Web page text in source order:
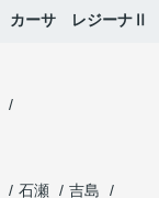
カーサ レジーナⅡ
石瀬
吉島